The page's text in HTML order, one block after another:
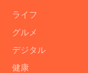
ライフ
グルメ
デジタル
健康